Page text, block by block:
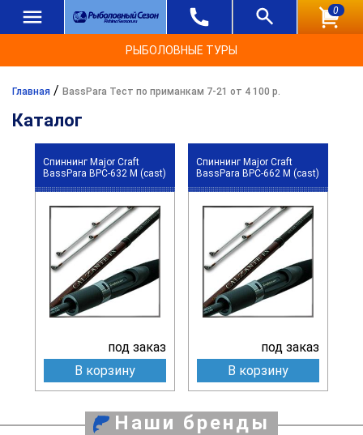
0
РЫБОЛОВНЫЕ ТУРЫ
Главная / BassPara Тест по приманкам 7-21 от 4 100 р.
Каталог
Спиннинг Major Craft
BassPara BPC-632 M (cast)
под заказ
В корзину
Спиннинг Major Craft
BassPara BPC-662 M (cast)
под заказ
В корзину
Наши бренды